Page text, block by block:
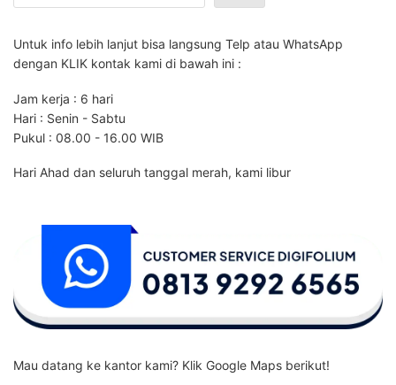
Untuk info lebih lanjut bisa langsung Telp atau WhatsApp
dengan KLIK kontak kami di bawah ini :
Jam kerja : 6 hari
Hari : Senin - Sabtu
Pukul : 08.00 - 16.00 WIB
Hari Ahad dan seluruh tanggal merah, kami libur
Mau datang ke kantor kami? Klik Google Maps berikut!